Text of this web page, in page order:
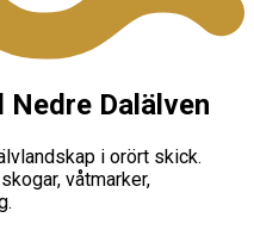
Dalälven
i orört skick.
våtmarker,